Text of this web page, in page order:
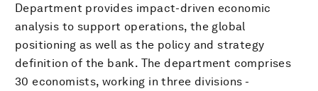
Department provides impact-driven economic
analysis to support operations, the global
positioning as well as the policy and strategy
definition of the bank. The department comprises
30 economists, working in three divisions -